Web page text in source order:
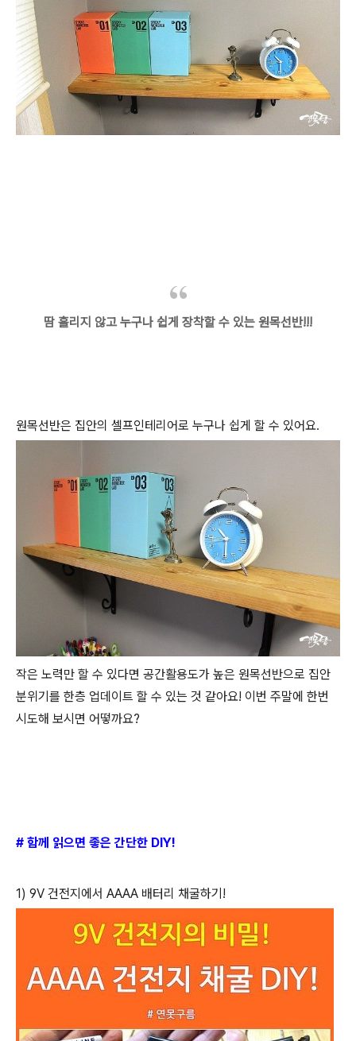
땀 흘리지 않고 누구나 쉽게 장착할 수 있는 원목선반!!!
원목선반은 집안의 셀프인테리어로 누구나 쉽게 할 수 있어요.
작은 노력만 할 수 있다면 공간활용도가 높은 원목선반으로 집안
분위기를 한층 업데이트 할 수 있는 것 같아요! 이번 주말에 한번
시도해 보시면 어떻까요?
# 함께 읽으면 좋은 간단한 DIY!
1) 9V 건전지에서 AAAA 배터리 채굴하기!